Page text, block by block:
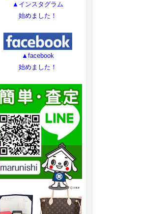
▲インスタグラム
始めました！
▲facebook
始めました！